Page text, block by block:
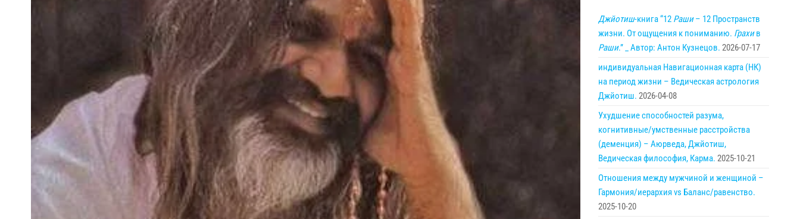
Джйотиш-книга “12 Раши– 12 Пространств
жизни. От ощущения к пониманию. Грахив
Раши.” _ Автор: Антон Кузнецов. 2026-07-17
индивидуальная Навигационная карта (НК)
на период жизни – Ведическая астрология
Джйотиш. 2026-04-08
Ухудшение способностей разума,
когнитивные/умственные расстройства
(деменция) – Аюрведа, Джйотиш,
Ведическая философия, Карма. 2025-10-21
Отношения между мужчиной и женщиной –
Гармония/иерархия vs Баланс/равенство.
2025-10-20